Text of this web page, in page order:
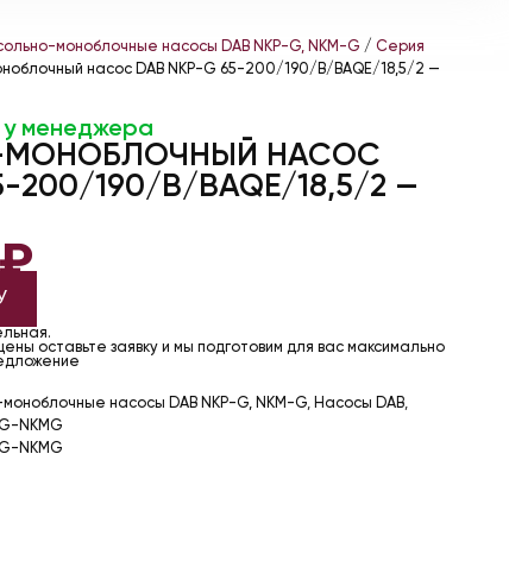
моноблочные насосы DAB NKP-G, NKM-G / Серия
насос DAB NKP-G 65-200/190/B/BAQE/18,5/2 —
у менеджера
НАСОС
200/190/B/BAQE/18,5/2 —
оставьте заявку и мы подготовим для вас максимально
насосы DAB NKP-G, NKM-G, Насосы DAB,
NKMG
NKMG